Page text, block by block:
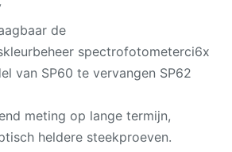
meting op lange termijn,
heldere steekproeven.